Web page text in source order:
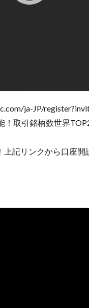
ja-JP/
！取引銘柄数世界
記リンクから口座